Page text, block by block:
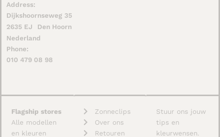
Address:
Dijkshoornseweg 35
2635 EJ
Den Hoorn
Nederland
Phone:
010 479 08 98
Flagship stores
Alle modellen
en kleuren
Zonneclips
Over ons
Retouren
Stuur ons jouw
tips en
kleurwensen.